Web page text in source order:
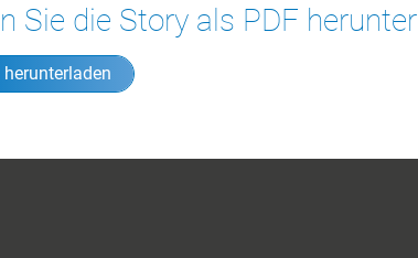
Sie die Story als PDF herunter